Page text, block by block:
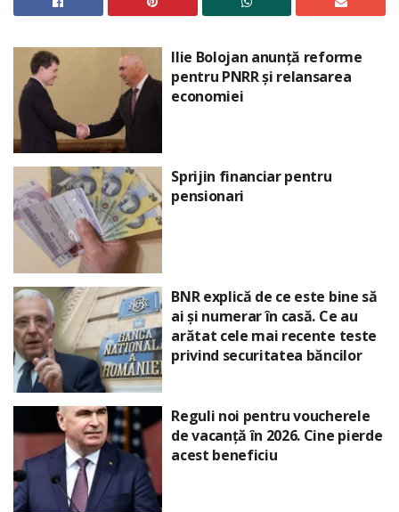
Ilie Bolojan anunță reforme
pentru PNRR și relansarea
economiei
Sprijin financiar pentru
pensionari
BNR explică de ce este bine să
ai și numerar în casă. Ce au
arătat cele mai recente teste
privind securitatea băncilor
Reguli noi pentru voucherele
de vacanță în 2026. Cine pierde
acest beneficiu